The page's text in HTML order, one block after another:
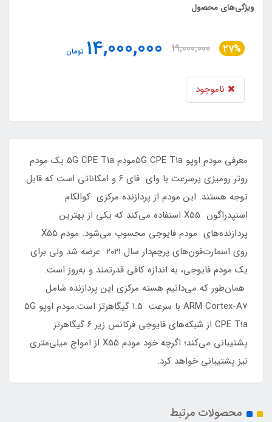
ویژگی‌های محصول
27%
19,000,000
14,000,000 تومان
ناموجود
معرفی مودم اوپو ۵G CPE T1aمودم ۵G CPE T1a یک مودم
روتر رومیزی پرسرعت با وای فای ۶ و امکاناتی است که قابل
توجه هستند. این مودم از پردازنده مرکزی کوالکام
اسنپدراگون X55 استفاده می‌کند که یکی از بهترین
پردازنده‌های مودم فایوجی محسوب می‌شود. مودم X55
روی اسمارت‌فون‌های پرچم‌دار سال ۲۰۲۱ عرضه شد ولی برای
یک مودم فایوجی، به اندازه کافی قدرتمند و به‌روز است.
همان‌طور که می‌دانیم هسته مرکزی این پردازنده شامل
ARM Cortex-A7 با سرعت ۱.۵ گیگاهرتز است.مودم اوپو ۵G
CPE T1a از شبکه‌های فایوجی فرکانس زیر ۶ گیگاهرتز
پشتیبانی می‌کند؛ اگرچه خود مودم X55 از امواج میلی‌متری
نیز پشتیبانی خواهد کرد.
محصولات مرتبط